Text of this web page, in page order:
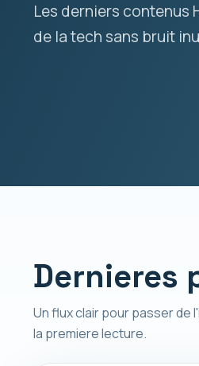
Les derniers contenus
de la tech sans bruit
Dernieres
Un flux clair pour passer
la premiere lecture.